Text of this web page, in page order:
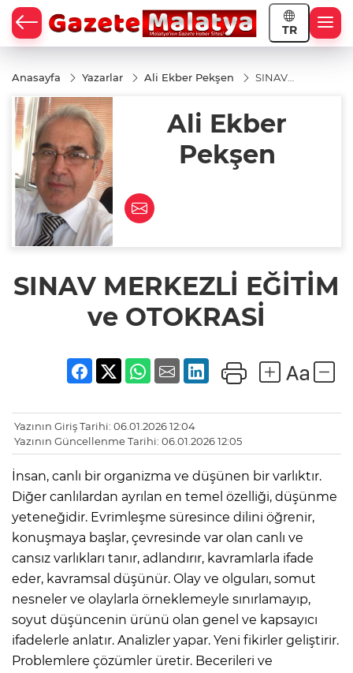
TR
Anasayfa Yazarlar Ali Ekber Pekşen
SINAV
Ali Ekber
Pekşen
SINAV MERKEZLİ EĞİTİM
ve OTOKRASİ
Yazının Giriş Tarihi: 06.01.2026 12:04
Yazının Güncellenme Tarihi: 06.01.2026 12:05
İnsan, canlı bir organizma ve düşünen bir varlıktır.
Diğer canlılardan ayrılan en temel özelliği, düşünme
yeteneğidir. Evrimleşme süresince dilini öğrenir,
konuşmaya başlar, çevresinde var olan canlı ve
cansız varlıkları tanır, adlandırır, kavramlarla ifade
eder, kavramsal düşünür. Olay ve olguları, somut
nesneler ve olaylarla örneklemeyle sınırlamayıp,
soyut düşüncenin ürünü olan genel ve kapsayıcı
ifadelerle anlatır. Analizler yapar. Yeni fikirler geliştirir.
Problemlere çözümler üretir. Becerileri ve